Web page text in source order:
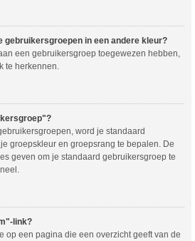
gebruikersgroepen in een andere kleur?
een gebruikersgroep toegewezen hebben,
te herkennen.
word je standaard
groepskleur en groepsrang te bepalen. De
geven om je standaard gebruikersgroep te
link?
op een pagina die een overzicht geeft van de